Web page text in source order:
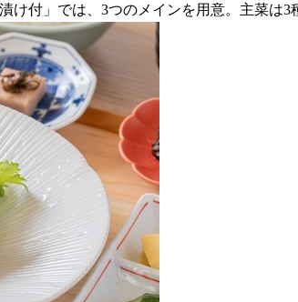
付」では、3つのメインを用意。主菜は3